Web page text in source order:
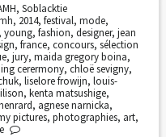
, Soblacktie
, 2014,festival,mode,
young, fashion, designer, jean
, france, concours, sélection
, jury, maida gregory boina,
cerermony, chloë sevigny,
, liselore frowijn, louis-
, kenta matsushige,
, agnese narnicka,
pictures, photographies, art,